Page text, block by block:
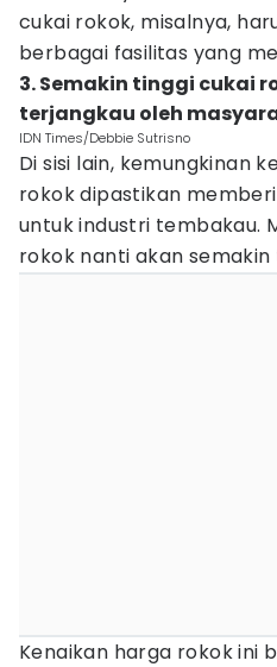
cukai rokok, misalnya,
berbagai fasilitas yang
3. Semakin tinggi cukai
terjangkau oleh
IDN Times/Debbie Sutrisno
Di sisi lain, kemungkinan
rokok dipastikan
untuk industri tembakau.
rokok nanti akan semakin
Kenaikan harga rokok ini